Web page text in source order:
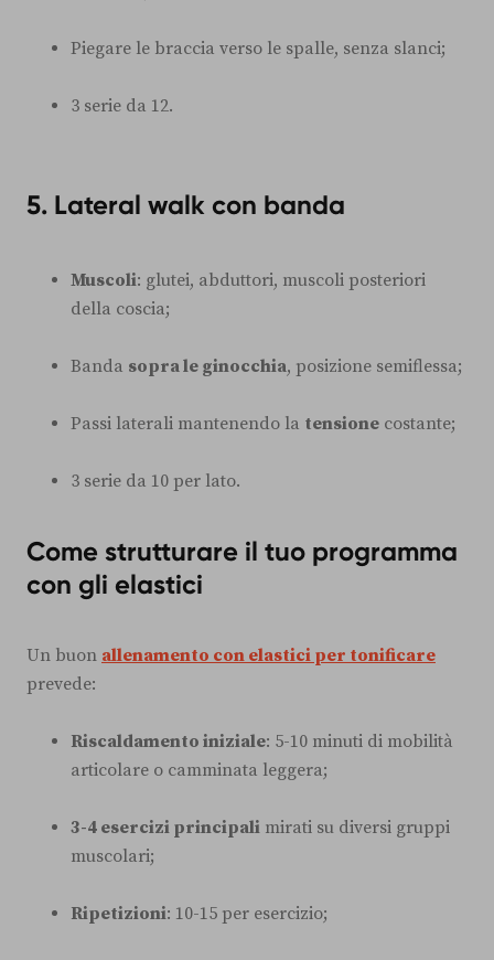
Piegare le braccia verso le spalle, senza slanci;
3 serie da 12.
5. Lateral walk con banda
Muscoli: glutei, abduttori, muscoli posteriori
della coscia;
Banda sopra le ginocchia, posizione semiflessa;
Passi laterali mantenendo la tensione costante;
3 serie da 10 per lato.
Come strutturare il tuo programma
con gli elastici
Un buon allenamento con elastici per tonificare
prevede:
Riscaldamento iniziale: 5-10 minuti di mobilità
articolare o camminata leggera;
3-4 esercizi principali mirati su diversi gruppi
muscolari;
Ripetizioni: 10-15 per esercizio;